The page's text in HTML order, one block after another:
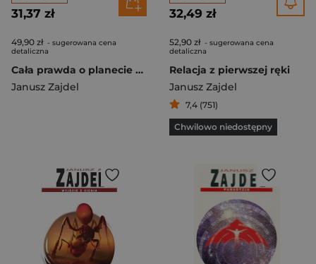
31,37 zł
49,90 zł - sugerowana cena
detaliczna
Cała prawda o planecie Ksi wyd. 2024
Janusz Zajdel
32,49 zł
52,90 zł - sugerowana cena
detaliczna
Relacja z pierwszej ręki
Janusz Zajdel
7,4 (751)
Chwilowo niedostępny